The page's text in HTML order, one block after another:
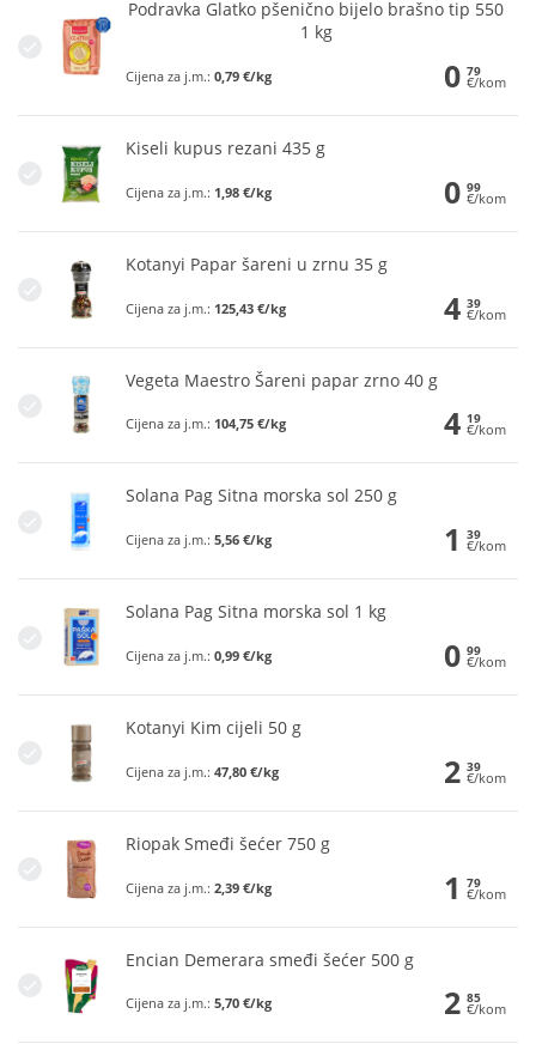
Podravka Glatko pšenično bijelo brašno tip 550
1 kg
Cijena za j.m.: 0,79 €/kg 0 79
€/kom
Kiseli kupus rezani 435 g
Cijena za j.m.: 1,98 €/kg 0 99
€/kom
Kotanyi Papar šareni u zrnu 35 g
Cijena za j.m.: 125,43 €/kg 4 39
€/kom
Vegeta Maestro Šareni papar zrno 40 g
Cijena za j.m.: 104,75 €/kg 4 19
€/kom
Solana Pag Sitna morska sol 250 g
Cijena za j.m.: 5,56 €/kg 1 39
€/kom
Solana Pag Sitna morska sol 1 kg
Cijena za j.m.: 0,99 €/kg 0 99
€/kom
Kotanyi Kim cijeli 50 g
Cijena za j.m.: 47,80 €/kg 2 39
€/kom
Riopak Smeđi šećer 750 g
Cijena za j.m.: 2,39 €/kg 1 79
€/kom
Encian Demerara smeđi šećer 500 g
Cijena za j.m.: 5,70 €/kg 2 85
€/kom